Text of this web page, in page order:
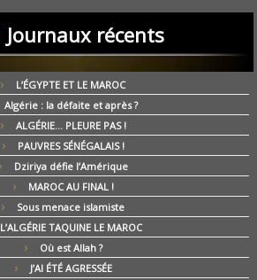
Journaux récents
L’ÉGYPTE ET LE MAROC
Algérie : la défaite et après ?
ALGÉRIE… PLEURE PAS !
PAUVRES SÉNÉGALAIS !
Dziriya défie l’Amérique
MAROC AU FINAL !
Sous menace islamiste
L’ALGÉRIE TAQUINE LE MAROC
Où est Allah ?
J’AI ÉTÉ AGRESSÉE